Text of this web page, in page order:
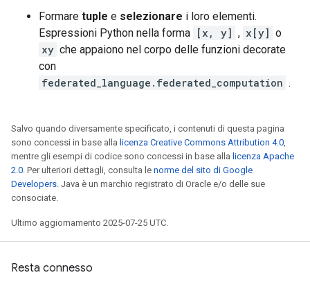
Formare tuple e selezionare i loro elementi.
Espressioni Python nella forma [x, y] , x[y] o
xy che appaiono nel corpo delle funzioni decorate
con
federated_language.federated_computation .
Salvo quando diversamente specificato, i contenuti di questa pagina
sono concessi in base alla licenza Creative Commons Attribution 4.0,
mentre gli esempi di codice sono concessi in base alla licenza Apache
2.0. Per ulteriori dettagli, consulta le norme del sito di Google
Developers. Java è un marchio registrato di Oracle e/o delle sue
consociate.
Ultimo aggiornamento 2025-07-25 UTC.
Resta connesso